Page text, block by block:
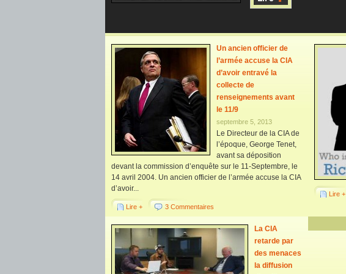
Un ancien officier de
l’armée accuse la CIA
d’avoir entravé la
collecte de
renseignements avant
le 11/9
septembre 5, 2013
Le Directeur de la CIA de
l’époque, George Tenet,
avant sa déposition
devant la commission d’enquête sur le 11-Septembre, le
14 avril 2004. Un ancien officier de l’armée accuse la CIA
d’avoir...
Lire + 3 Commentaires
Lire +
La CIA
retarde par
des menaces
la diffusion